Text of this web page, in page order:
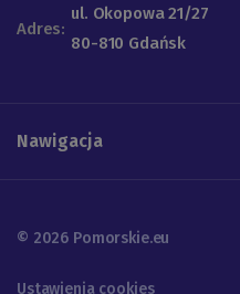
Adres:
ul. Okopowa 21/27
80-810 Gdańsk
Nawigacja
© 2026 Pomorskie.eu
Ustawienia cookies